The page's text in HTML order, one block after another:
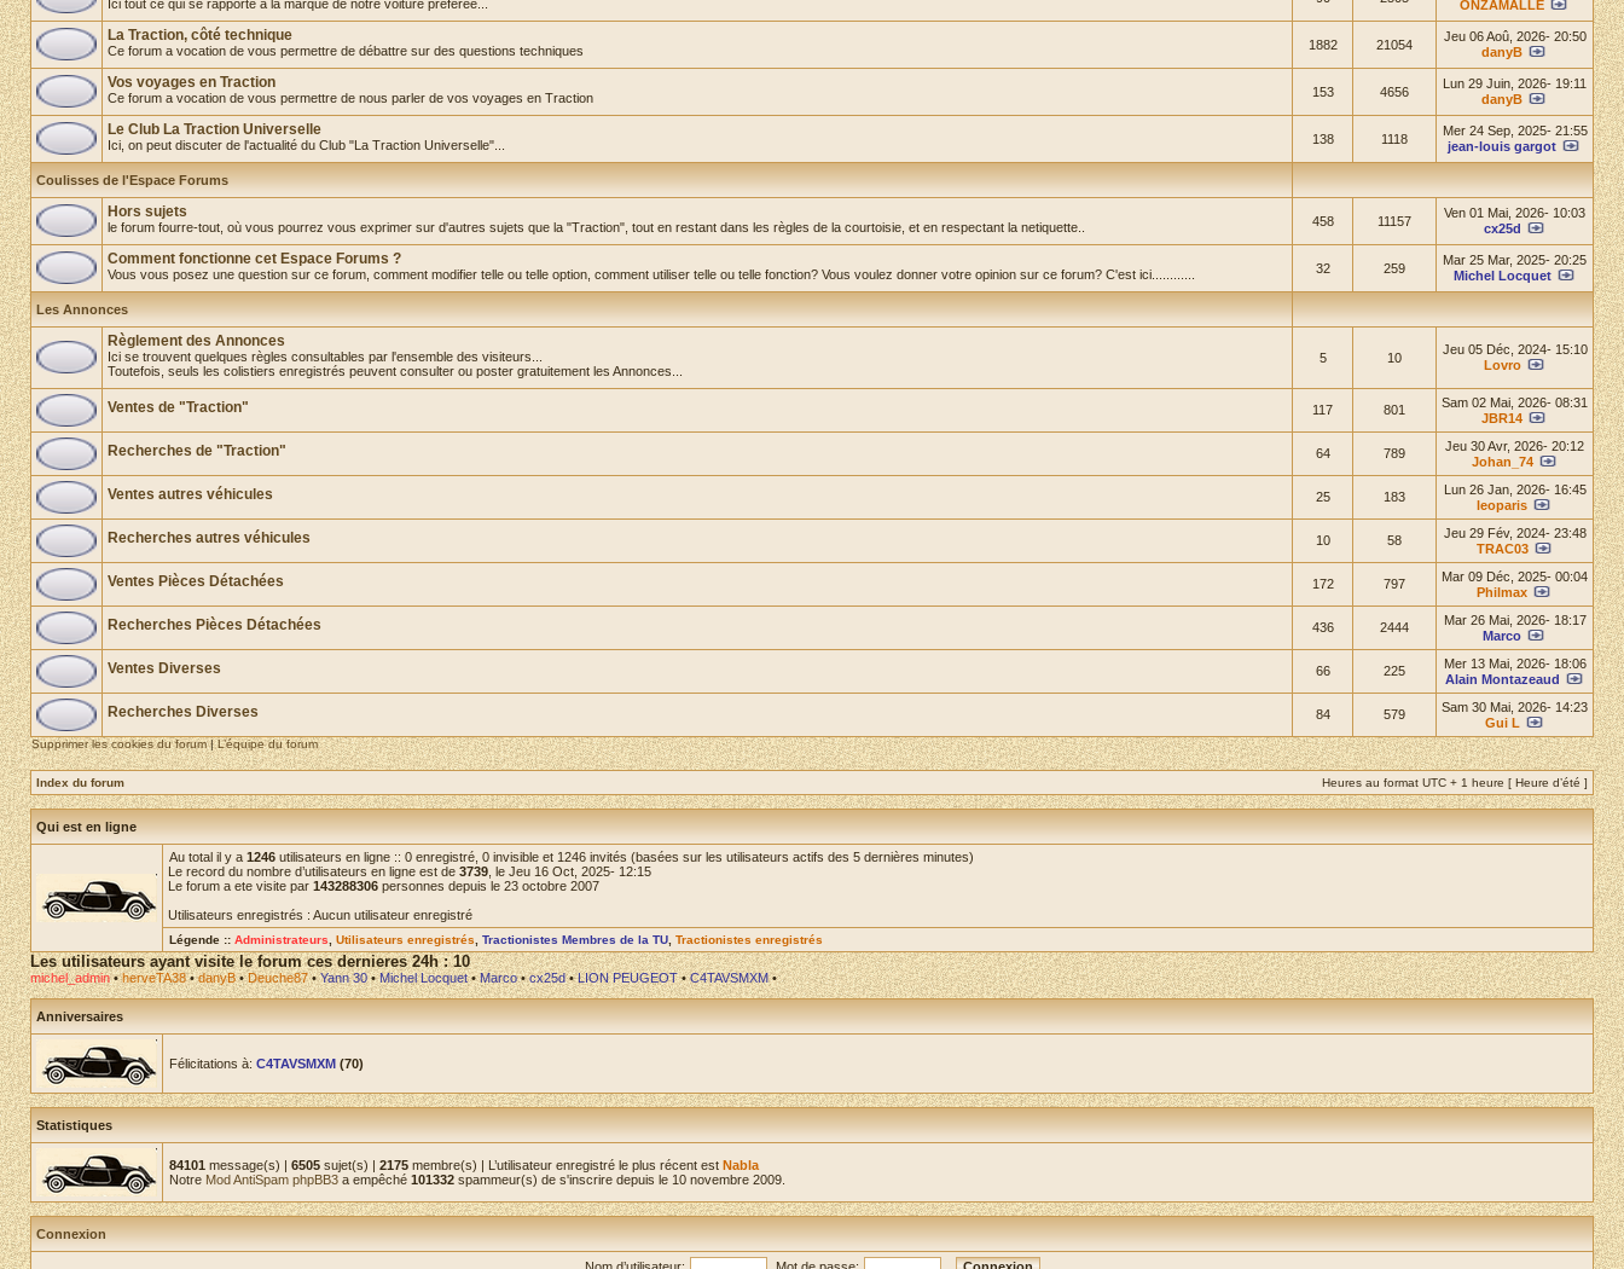
Ici tout ce qui se rapporte à la marque de notre voiture préférée...
ONZAMALLE
La Traction, côté technique
Ce forum a vocation de vous permettre de débattre sur des questions techniques 1882 21054
Jeu 06 Aoû, 2026- 20:50
danyB
Vos voyages en Traction
Ce forum a vocation de vous permettre de nous parler de vos voyages en Traction 153 4656
Lun 29 Juin, 2026- 19:11
danyB
Le Club La Traction Universelle
Ici, on peut discuter de l'actualité du Club "La Traction Universelle"... 138 1118
Mer 24 Sep, 2025- 21:55
jean-louis gargot
Coulisses de l'Espace Forums
Hors sujets
le forum fourre-tout, où vous pourrez vous exprimer sur d'autres sujets que la "Traction", tout en restant dans les règles de la courtoisie, et en respectant la netiquette.. 458 11157
Ven 01 Mai, 2026- 10:03
cx25d
Comment fonctionne cet Espace Forums ?
Vous vous posez une question sur ce forum, comment modifier telle ou telle option, comment utiliser telle ou telle fonction? Vous voulez donner votre opinion sur ce forum? C'est ici............ 32 259
Mar 25 Mar, 2025- 20:25
Michel Locquet
Les Annonces
Règlement des Annonces
Ici se trouvent quelques règles consultables par l'ensemble des visiteurs...
Toutefois, seuls les colistiers enregistrés peuvent consulter ou poster gratuitement les Annonces...
5 10
Jeu 05 Déc, 2024- 15:10
Lovro
Ventes de "Traction" 117 801
Sam 02 Mai, 2026- 08:31
JBR14
Recherches de "Traction" 64 789
Jeu 30 Avr, 2026- 20:12
Johan_74
Ventes autres véhicules 25 183
Lun 26 Jan, 2026- 16:45
leoparis
Recherches autres véhicules 10 58
Jeu 29 Fév, 2024- 23:48
TRAC03
Ventes Pièces Détachées 172 797
Mar 09 Déc, 2025- 00:04
Philmax
Recherches Pièces Détachées 436 2444
Mar 26 Mai, 2026- 18:17
Marco
Ventes Diverses 66 225
Mer 13 Mai, 2026- 18:06
Alain Montazeaud
Recherches Diverses 84 579
Sam 30 Mai, 2026- 14:23
Gui L
Supprimer les cookies du forum|L’équipe du forum
Index du forum Heures au format UTC + 1 heure [ Heure d’été ]
Qui est en ligne
Au total il y a 1246 utilisateurs en ligne :: 0 enregistré, 0 invisible et 1246 invités (basées sur les utilisateurs actifs des 5 dernières minutes)
Le record du nombre d’utilisateurs en ligne est de 3739 , le Jeu 16 Oct, 2025- 12:15
Le forum a ete visite par 143288306 personnes depuis le 23 octobre 2007
Utilisateurs enregistrés : Aucun utilisateur enregistré
Légende :: Administrateurs Utilisateurs enregistrés Tractionistes Membres de la TU Tractionistes enregistrés
Les utilisateurs ayant visite le forum ces dernieres 24h : 10
michel_admin•herveTA38•danyB•Deuche87•Yann 30•Michel Locquet•Marco•cx25d•LION PEUGEOT•C4TAVSMXM•
Anniversaires
Félicitations à: C4TAVSMXM (70)
Statistiques
84101 message(s) | 6505 sujet(s) | 2175 membre(s) | L’utilisateur enregistré le plus récent est Nabla
Notre Mod AntiSpam phpBB3 a empêché 101332 spammeur(s) de s'inscrire depuis le 10 novembre 2009.
Connexion